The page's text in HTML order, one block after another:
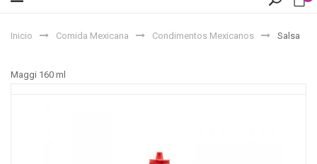
Inicio Comida Mexicana Condimentos Mexicanos Salsa
Maggi 160 ml